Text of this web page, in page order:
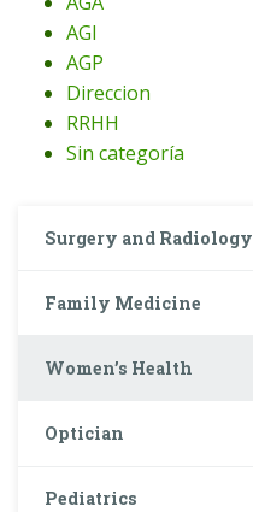
AGI
AGP
Direccion
RRHH
Sin categoría
Surgery and Radiology
Family Medicine
Women’s Health
Optician
Pediatrics